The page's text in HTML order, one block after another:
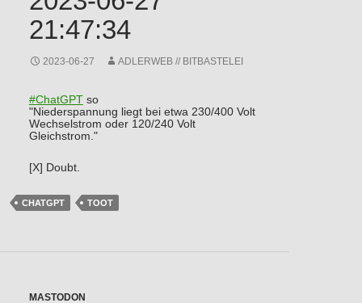
21:47:34
2023-06-27 ADLERWEB // BITBASTELEI
#ChatGPTso
"Niederspannung liegt bei etwa 230/400 Volt
Wechselstrom oder 120/240 Volt
Gleichstrom."
[X] Doubt.
CHATGPT TOOT
MASTODON